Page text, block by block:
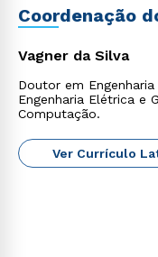
e seu currículo;
Coordenação
Vagner da Silva
Doutor em
Engenharia Elétrica e
Computação.
Ver Currículo
Estou de acordo
autorizo que meus